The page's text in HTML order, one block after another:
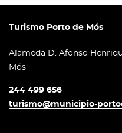
Turismo Porto de Mós
Alameda D. Afonso
Mós
244 499 656
turismo@municipio-